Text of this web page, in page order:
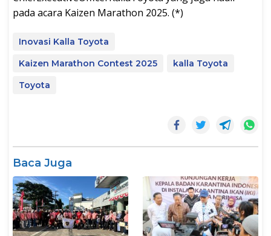
pada acara Kaizen Marathon 2025. (*)
Inovasi Kalla Toyota
Kaizen Marathon Contest 2025
kalla Toyota
Toyota
Baca Juga